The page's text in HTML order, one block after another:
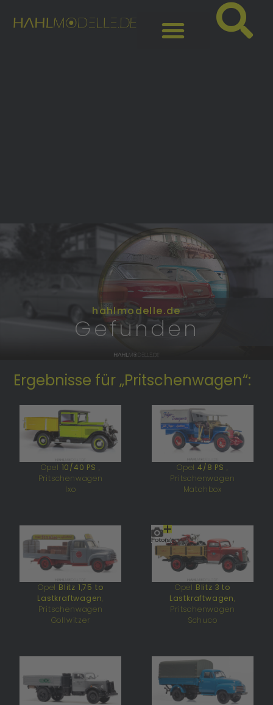
hahlmodelle.de
Gefunden
Ergebnisse für „Pritschenwagen“:
Opel 10/40 PS ,
Pritschenwagen
Ixo
Opel 4/8 PS ,
Pritschenwagen
Matchbox
Opel Blitz 1,75 to
Lastkraftwagen,
Pritschenwagen
Gollwitzer
Opel Blitz 3 to
Lastkraftwagen,
Pritschenwagen
Schuco